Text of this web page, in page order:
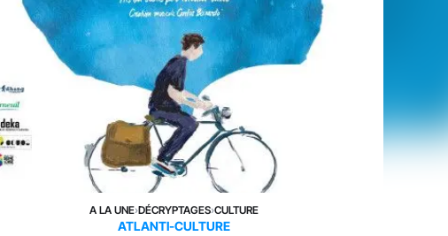
A LA UNE›DÉCRYPTAGES›CULTURE
ATLANTI-CULTURE